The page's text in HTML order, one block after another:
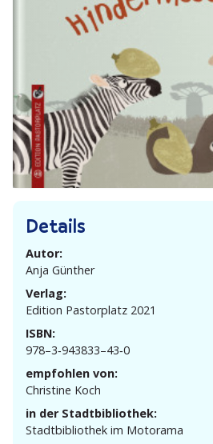
Details
Autor:
Anja Günther
Verlag:
Edition Pastor­platz 2021
ISBN:
978–3‑943833–43‑0
empfohlen von:
Christine Koch
in der Stadtbibliothek:
Stadt­bi­bliothek im Motorama